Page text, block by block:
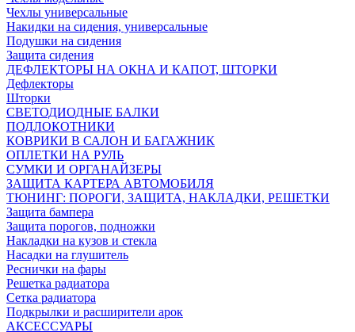
Чехлы универсальные
Накидки на сидения, универсальные
Подушки на сидения
Защита сидения
ДЕФЛЕКТОРЫ НА ОКНА И КАПОТ, ШТОРКИ
Дефлекторы
Шторки
СВЕТОДИОДНЫЕ БАЛКИ
ПОДЛОКОТНИКИ
КОВРИКИ В САЛОН И БАГАЖНИК
ОПЛЕТКИ НА РУЛЬ
СУМКИ И ОРГАНАЙЗЕРЫ
ЗАЩИТА КАРТЕРА АВТОМОБИЛЯ
ТЮНИНГ: ПОРОГИ, ЗАЩИТА, НАКЛАДКИ, РЕШЕТКИ
Защита бампера
Защита порогов, подножки
Накладки на кузов и стекла
Насадки на глушитель
Реснички на фары
Решетка радиатора
Сетка радиатора
Подкрылки и расширители арок
АКСЕССУАРЫ